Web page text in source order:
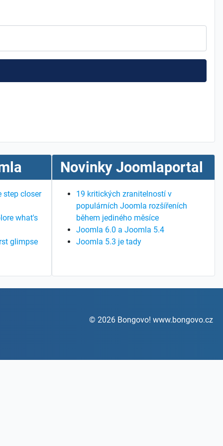
step closer
what's
glimpse
Novinky Joomlaportal
19 kritických zranitelností v
populárních Joomla rozšířeních
během jediného měsíce
Joomla 6.0 a Joomla 5.4
Joomla 5.3 je tady
© 2026 Bongovo! www.bongovo.cz